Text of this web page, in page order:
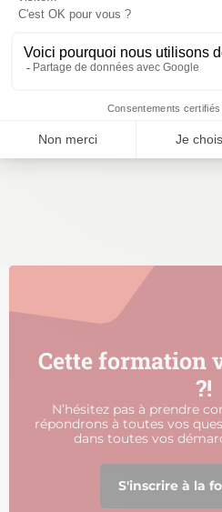
Cette formation
?!
N’hésitez pas à prendre
répondrons à toutes vos
dans toutes vos
S'inscrire à la